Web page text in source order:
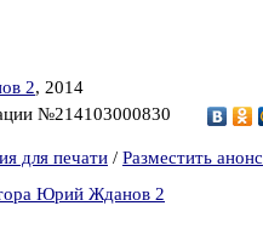
2, 2014
№214103000830
для печати / Разместить анонс
Юрий Жданов 2